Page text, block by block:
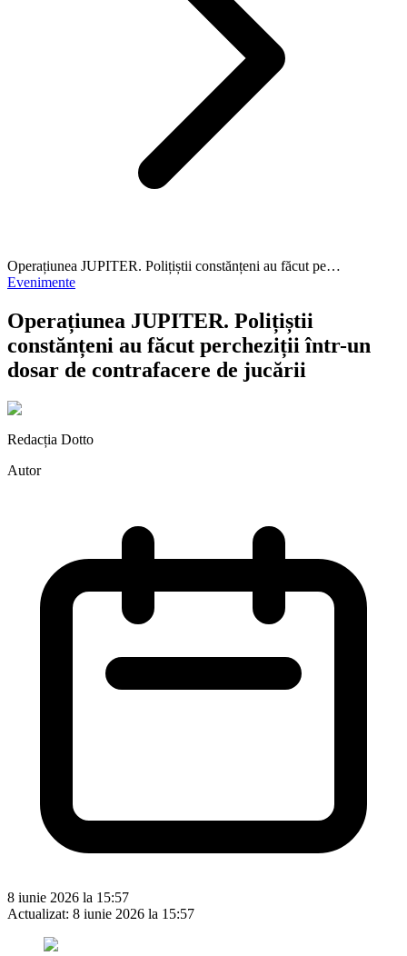
Operațiunea JUPITER. Polițiștii constănțeni au făcut pe…
Evenimente
Operațiunea JUPITER. Polițiștii
constănțeni au făcut percheziții într-un
dosar de contrafacere de jucării
Redacția Dotto
Autor
8 iunie 2026 la 15:57
Actualizat: 8 iunie 2026 la 15:57